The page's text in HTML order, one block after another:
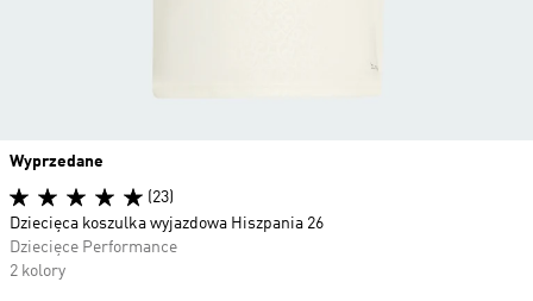
Wyprzedane
(23)
Dziecięca koszulka wyjazdowa Hiszpania 26
Dziecięce Performance
2 kolory